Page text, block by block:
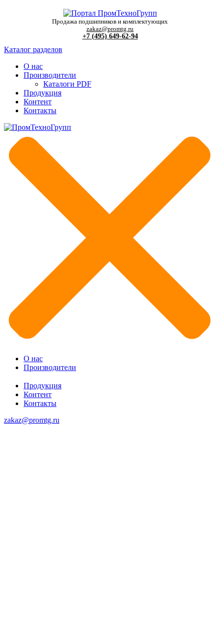
Продажа подшипников и комплектующих
zakaz@promtg.ru
+7 (495) 649-62-94
Каталог разделов
О нас
Производители
Каталоги PDF
Продукция
Контент
Контакты
О нас
Производители
Продукция
Контент
Контакты
zakaz@promtg.ru